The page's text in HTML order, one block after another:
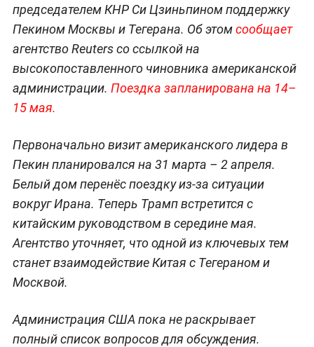
председателем КНР Си Цзиньпином поддержку
Пекином Москвы и Тегерана. Об этомсообщает
агентство Reuters со ссылкой на
высокопоставленного чиновника американской
администрации. Поездка запланирована на 14–
15 мая.
Первоначально визит американского лидера в
Пекин планировался на 31 марта – 2 апреля.
Белый дом перенёс поездку из-за ситуации
вокруг Ирана. Теперь Трамп встретится с
китайским руководством в середине мая.
Агентство уточняет, что одной из ключевых тем
станет взаимодействие Китая с Тегераном и
Москвой.
Администрация США пока не раскрывает
полный список вопросов для обсуждения.